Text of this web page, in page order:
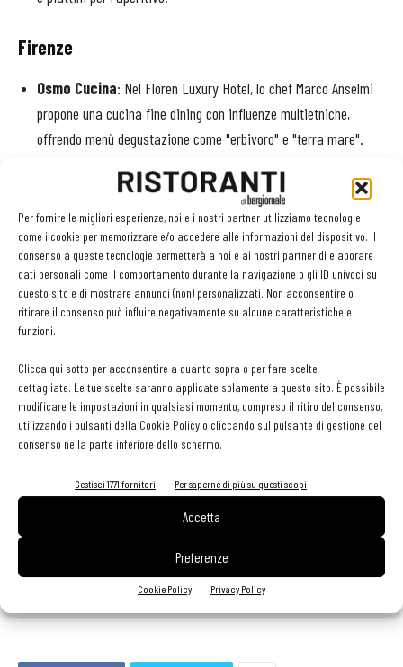
Per fornire le migliori esperienze, noi e i nostri partner utilizziamo tecnologie
come i cookie per memorizzare e/o accedere alle informazioni del dispositivo. Il
consenso a queste tecnologie permetterà a noi e ai nostri partner di elaborare
dati personali come il comportamento durante la navigazione o gli ID univoci su
questo sito e di mostrare annunci (non) personalizzati. Non acconsentire o
ritirare il consenso può influire negativamente su alcune caratteristiche e
funzioni.
Clicca qui sotto per acconsentire a quanto sopra o per fare scelte
dettagliate. Le tue scelte saranno applicate solamente a questo sito. È possibile
modificare le impostazioni in qualsiasi momento, compreso il ritiro del consenso,
utilizzando i pulsanti della Cookie Policy o cliccando sul pulsante di gestione del
consenso nella parte inferiore dello schermo.
Gestisci 1771 fornitori Per saperne di più su questi scopi
Accetta
Preferenze
Cookie Policy Privacy Policy
Firenze
Osmo Cucina: Nel Floren Luxury Hotel,lo chefMarco Anselmi
propone una cucina fine dining con influenze multietniche,
offrendo menù degustazione come "erbivoro" e "terra mare".
ChefeNuoveCollaborazioni
Vincenzo Guarino:Dopoesperienzestellateindiverseregioni
italiane, locheftornainCampania perguidareLaCortedegli
Deiad Agerola,proponendounmenùispiratoallatradizione
mediterraneaconprodottiDOPeIGP locali.
GiuseppeeFrancesco D’Errico:AGuarene,idue
apronoPico,unbistrotchefonde influenze piemontesi e
campane,incollaborazioneconifratelliMontanarodi
TartufLanghe.
MartinoRuggieri:DopoilsuccessoaParigi,lochef
progettiaPolignano